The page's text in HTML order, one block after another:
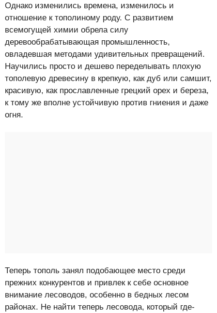
Однако изменились времена, изменилось и
отношение к тополиному роду. С развитием
всемогущей химии обрела силу
деревообрабатывающая промышленность,
овладевшая методами удивительных превращений.
Научились просто и дешево переделывать плохую
тополевую древесину в крепкую, как дуб или самшит,
красивую, как прославленные грецкий орех и береза,
к тому же вполне устойчивую против гниения и даже
огня.
Теперь тополь занял подобающее место среди
прежних конкурентов и привлек к себе основное
внимание лесоводов, особенно в бедных лесом
районах. Не найти теперь лесовода, который где-